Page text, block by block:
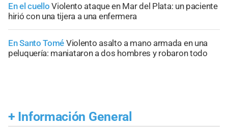
En el cuello Violento ataque en Mar del Plata: un paciente
hirió con una tijera a una enfermera
En Santo Tomé Violento asalto a mano armada en una
peluquería: maniataron a dos hombres y robaron todo
+ Información General